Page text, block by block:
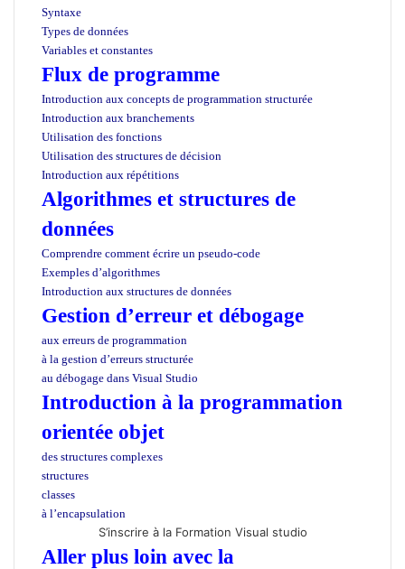
Syntaxe
Types de données
Variables et constantes
Flux de programme
Introduction aux concepts de programmation structurée
Introduction aux branchements
Utilisation des fonctions
Utilisation des structures de décision
Introduction aux répétitions
Algorithmes et structures de
données
Comprendre comment écrire un pseudo-code
Exemples d’algorithmes
Introduction aux structures de données
Gestion d’erreur et débogage
aux erreurs de programmation
à la gestion d’erreurs structurée
au débogage dans Visual Studio
Introduction à la programmation
orientée objet
des structures complexes
structures
classes
à l’encapsulation
S’inscrire à la Formation Visual studio
Aller plus loin avec la